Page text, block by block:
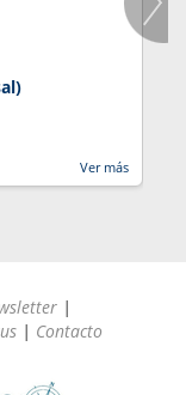
Ver más
|
| Contacto